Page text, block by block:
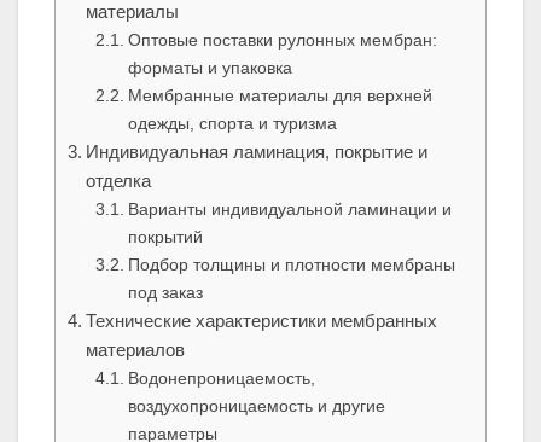
материалы
Оптовые поставки рулонных мембран:
форматы и упаковка
Мембранные материалы для верхней
одежды, спорта и туризма
Индивидуальная ламинация, покрытие и
отделка
Варианты индивидуальной ламинации и
покрытий
Подбор толщины и плотности мембраны
под заказ
Технические характеристики мембранных
материалов
Водонепроницаемость,
воздухопроницаемость и другие
параметры